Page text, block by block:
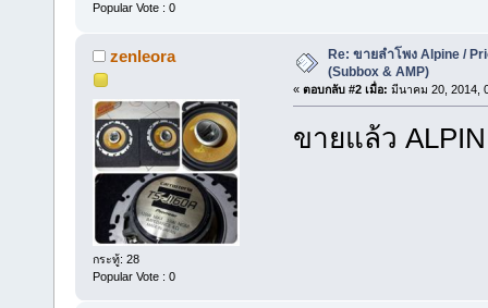
Popular Vote : 0
zenleora
กระทู้: 28
Popular Vote : 0
Re: ขายลำโพง Alpine /
(Subbox & AMP)
« ตอบกลับ #2 เมื่อ: มีนาคม 20, 2014,
ขายแล้ว